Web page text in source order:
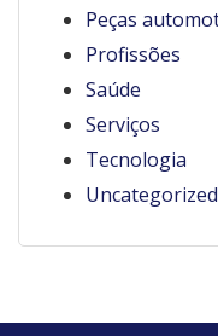
Peças
Profissões
Saúde
Serviços
Tecnologia
Uncategorized